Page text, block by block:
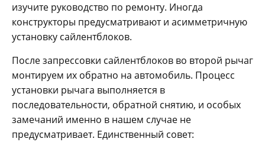
изучите руководство по ремонту. Иногда
конструкторы предусматривают и асимметричную
установку сайлентблоков.
После запрессовки сайлентблоков во второй рычаг
монтируем их обратно на автомобиль. Процесс
установки рычага выполняется в
последовательности, обратной снятию, и особых
замечаний именно в нашем случае не
предусматривает. Единственный совет: